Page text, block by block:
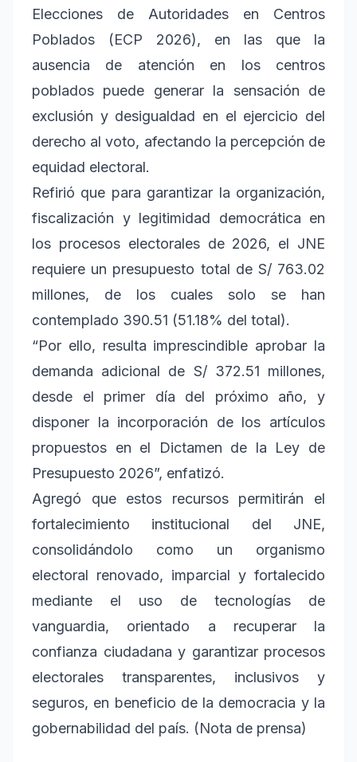
Elecciones de Autoridades en Centros
Poblados (ECP 2026), en las que la
ausencia de atención en los centros
poblados puede generar la sensación de
exclusión y desigualdad en el ejercicio del
derecho al voto, afectando la percepción de
equidad electoral.
Refirió que para garantizar la organización,
fiscalización y legitimidad democrática en
los procesos electorales de 2026, el JNE
requiere un presupuesto total de S/ 763.02
millones, de los cuales solo se han
contemplado 390.51 (51.18% del total).
“Por ello, resulta imprescindible aprobar la
demanda adicional de S/ 372.51 millones,
desde el primer día del próximo año, y
disponer la incorporación de los artículos
propuestos en el Dictamen de la Ley de
Presupuesto 2026”, enfatizó.
Agregó que estos recursos permitirán el
fortalecimiento institucional del JNE,
consolidándolo como un organismo
electoral renovado, imparcial y fortalecido
mediante el uso de tecnologías de
vanguardia, orientado a recuperar la
confianza ciudadana y garantizar procesos
electorales transparentes, inclusivos y
seguros, en beneficio de la democracia y la
gobernabilidad del país. (Nota de prensa)